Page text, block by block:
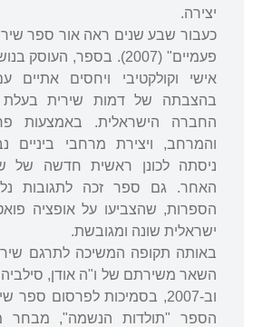
יצירה.
כעבור שבע שנים ראה אור ספר
פעמיים" (2007). בספר,
אישי וקולקטיבי ויחסים
בהצבתה של דמות שירית בעלת
החברה הישראלית. באמצעות
והמרחב, ויצירת מרחבי ביניים
ניסתה לכונן ראשית חדשה של
האחר. גם ספר זכה לתגובות
הספרות, שהצביעו על אופציה
ישראלית שונה ומגובשת.
באותה תקופה המשיכה לתרגם
השאר משירתם של ו"ה אודן,
וב-2007, בסמיכות לפרסום
הספר "תולדות הנשמה", מבחר